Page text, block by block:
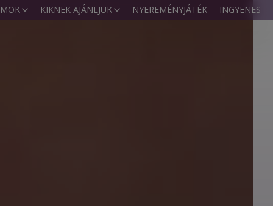
KIKNEK AJÁNLJUK NYEREMÉNYJÁTÉK INGYENES